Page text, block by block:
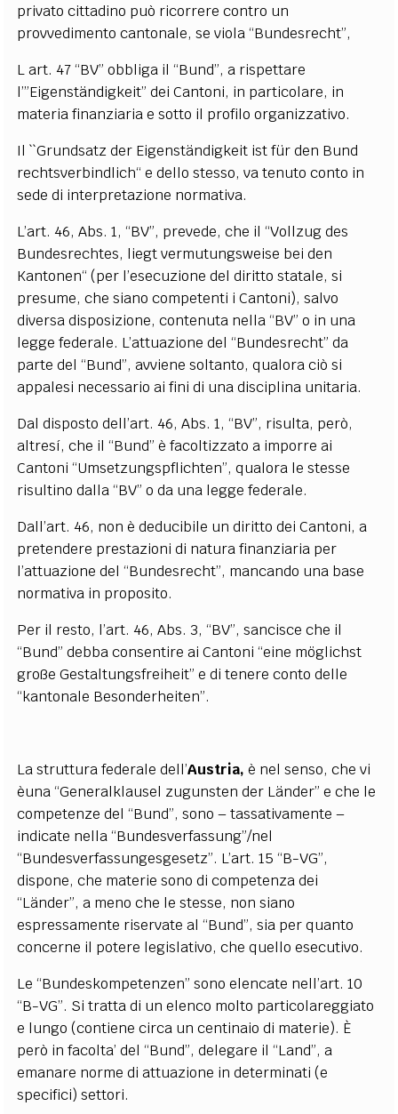
privato cittadino può ricorrere contro un
provvedimento cantonale, se viola “Bundesrecht”,
L art. 47 “BV” obbliga il “Bund”, a rispettare
l’”Eigenständigkeit” dei Cantoni, in particolare, in
materia finanziaria e sotto il profilo organizzativo.
Il ``Grundsatz der Eigenständigkeit ist für den Bund
rechtsverbindlich“ e dello stesso, va tenuto conto in
sede di interpretazione normativa.
L’art. 46, Abs. 1, “BV”, prevede, che il “Vollzug des
Bundesrechtes, liegt vermutungsweise bei den
Kantonen“ (per l’esecuzione del diritto statale, si
presume, che siano competenti i Cantoni), salvo
diversa disposizione, contenuta nella “BV” o in una
legge federale. L’attuazione del “Bundesrecht” da
parte del “Bund”, avviene soltanto, qualora ciò si
appalesi necessario ai fini di una disciplina unitaria.
Dal disposto dell’art. 46, Abs. 1, “BV”, risulta, però,
altresí, che il “Bund” è facoltizzato a imporre ai
Cantoni “Umsetzungspflichten”, qualora le stesse
risultino dalla “BV” o da una legge federale.
Dall’art. 46, non è deducibile un diritto dei Cantoni, a
pretendere prestazioni di natura finanziaria per
l’attuazione del “Bundesrecht”, mancando una base
normativa in proposito.
Per il resto, l’art. 46, Abs. 3, “BV”, sancisce che il
“Bund” debba consentire ai Cantoni “eine möglichst
große Gestaltungsfreiheit” e di tenere conto delle
“kantonale Besonderheiten”.
La struttura federale dell’Austria, è nel senso, che vi
èuna “Generalklausel zugunsten der Länder” e che le
competenze del “Bund”, sono – tassativamente –
indicate nella “Bundesverfassung”/nel
“Bundesverfassungesgesetz”. L’art. 15 “B-VG”,
dispone, che materie sono di competenza dei
“Länder”, a meno che le stesse, non siano
espressamente riservate al “Bund”, sia per quanto
concerne il potere legislativo, che quello esecutivo.
Le “Bundeskompetenzen” sono elencate nell’art. 10
“B-VG”. Si tratta di un elenco molto particolareggiato
e lungo (contiene circa un centinaio di materie). È
però in facolta’ del “Bund”, delegare il “Land”, a
emanare norme di attuazione in determinati (e
specifici) settori.